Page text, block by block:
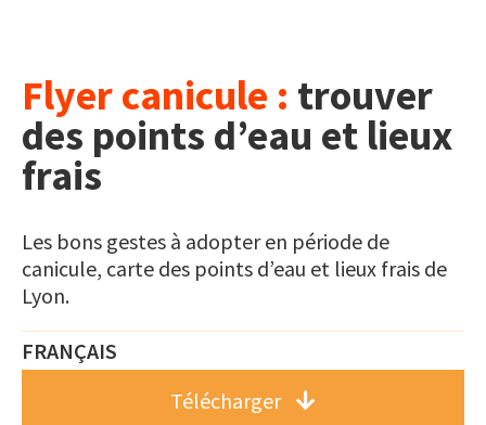
Flyer canicule : trouver
des points d’eau et lieux
frais
Les bons gestes à adopter en période de
canicule, carte des points d’eau et lieux frais de
Lyon.
FRANÇAIS
Télécharger